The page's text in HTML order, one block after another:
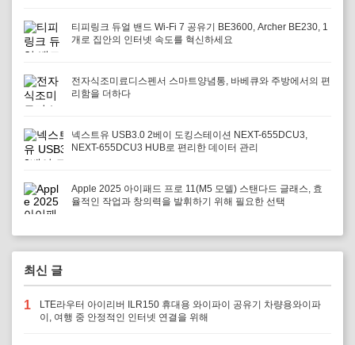
티피링크 듀얼 밴드 Wi-Fi 7 공유기 BE3600, Archer BE230, 1
개로 집안의 인터넷 속도를 혁신하세요
전자식조미료디스펜서 스마트양념통, 바베큐와 주방에서의 편
리함을 더하다
넥스트유 USB3.0 2베이 도킹스테이션 NEXT-655DCU3,
NEXT-655DCU3 HUB로 편리한 데이터 관리
Apple 2025 아이패드 프로 11(M5 모델) 스탠다드 글래스, 효
율적인 작업과 창의력을 발휘하기 위해 필요한 선택
최신 글
1
LTE라우터 아이리버 ILR150 휴대용 와이파이 공유기 차량용와이파
이, 여행 중 안정적인 인터넷 연결을 위해